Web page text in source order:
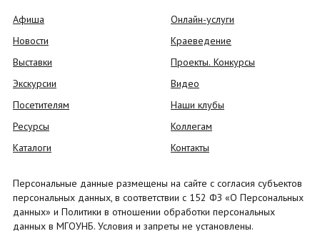
Афиша
Новости
Выставки
Экскурсии
Посетителям
Ресурсы
Каталоги
Онлайн-услуги
Краеведение
Проекты. Конкурсы
Видео
Наши клубы
Коллегам
Контакты
Персональные данные размещены на сайте с согласия субъектов
персональных данных, в соответствии с 152 ФЗ «О Персональных
данных» и Политики в отношении обработки персональных
данных в МГОУНБ. Условия и запреты не установлены.